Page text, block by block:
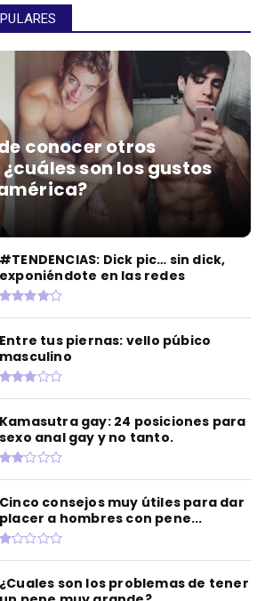
conocer otros
son los gustos
#TENDENCIAS: Dick pic… sin dick,
exponiéndote en las redes
Entre tus piernas: vello púbico
masculino
Kamasutra gay: 24 posiciones para
sexo anal gay y no tanto.
Cinco consejos muy útiles para dar
placer a hombres con pene...
¿Cuales son los problemas de tener